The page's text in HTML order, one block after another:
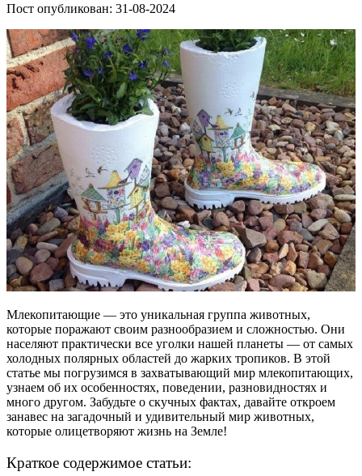
Пост опубликован: 31-08-2024
Млекопитающие — это уникальная группа животных,
которые поражают своим разнообразием и сложностью. Они
населяют практически все уголки нашей планеты — от самых
холодных полярных областей до жарких тропиков. В этой
статье мы погрузимся в захватывающий мир млекопитающих,
узнаем об их особенностях, поведении, разновидностях и
много другом. Забудьте о скучных фактах, давайте откроем
занавес на загадочный и удивительный мир животных,
которые олицетворяют жизнь на Земле!
Краткое содержимое статьи: